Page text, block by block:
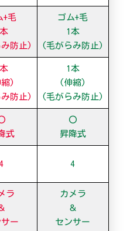
+毛
防止)
ゴム+毛
1本
(毛がらみ防止)
)
防止)
1本
(伸縮)
(毛がらみ防止)
式
〇
昇降式
4
ラ
ー
カメラ
＆
センサー